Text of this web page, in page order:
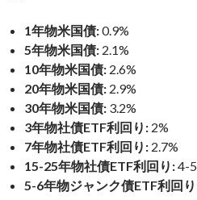
1年物米国債:0.9%
5年物米国債: 2.1%
10年物米国債: 2.6%
20年物米国債: 2.9%
30年物米国債: 3.2%
3年物社債ETF利回り: 2%
7年物社債ETF利回り: 2.7%
15-25年物社債ETF利回り:4-
5-6年物ジャンク債ETF利回